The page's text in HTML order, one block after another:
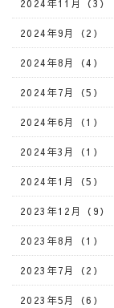
2024年11月（3）
2024年9月（2）
2024年8月（4）
2024年7月（5）
2024年6月（1）
2024年3月（1）
2024年1月（5）
2023年12月（9）
2023年8月（1）
2023年7月（2）
2023年5月（6）